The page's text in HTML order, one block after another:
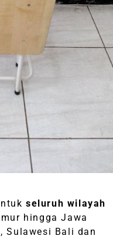
seluruh wilayah
hingga Jawa
Sulawesi Bali dan